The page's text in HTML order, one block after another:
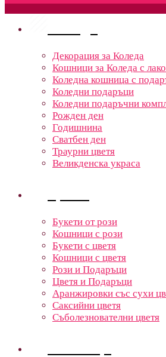
Декорация за Коледа
Кошници за Коледа с
Коледна кошница с
Коледни подаръци
Коледни подаръчни
Рожден ден
Годишнина
Сватбен ден
Траурни цветя
Великденска украса
Букети от рози
Кошници с рози
Букети с цветя
Кошници с цветя
Рози и Подаръци
Цветя и Подаръци
Аранжировки със сухи
Саксийни цветя
Съболезнователни цветя